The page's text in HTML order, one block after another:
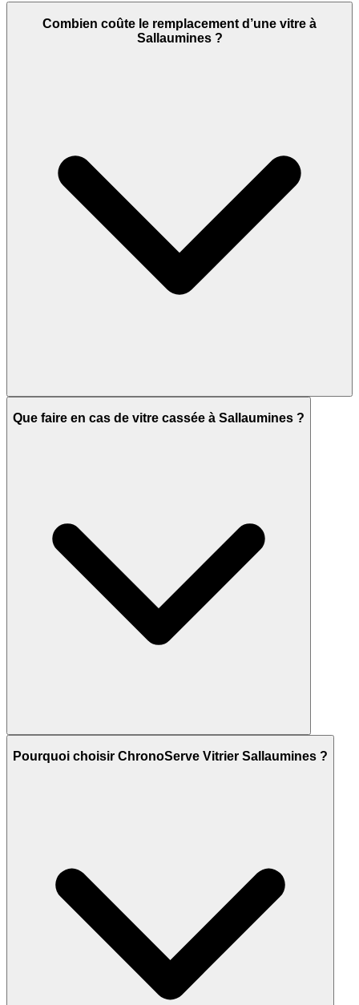
Combien coûte le remplacement d’une vitre à
Sallaumines ?
Que faire en cas de vitre cassée à Sallaumines ?
Pourquoi choisir ChronoServe Vitrier Sallaumines ?